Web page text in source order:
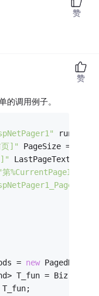
赞
的调用例子。
runat=
]" PageSize =
]" LastPageText =
第%CurrentPageIndex%
=
new
T_fun =
赞